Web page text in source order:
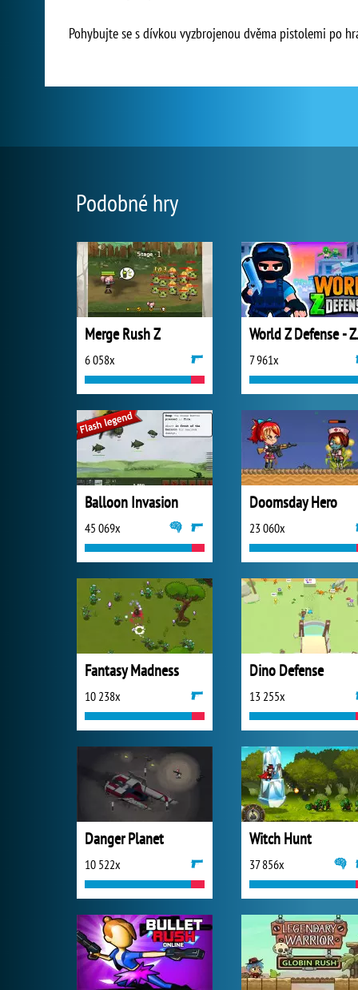
Pohybujte se s dívkou vyzbrojenou dvěma pistolemi po
Podobné hry
Merge Rush Z
6 058x 7 961x
Balloon Invasion
45 069x
Doomsday Hero
23 060x
Fantasy Madness
10 238x
Dino Defense
13 255x
Danger Planet
10 522x
Witch Hunt
37 856x